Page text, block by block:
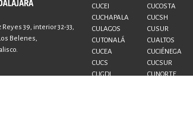
39, interior 32-33,
Belenes,
CUCEI
CUCOSTA
CUCHAPALA
CUCSH
CULAGOS
CUSUR
CUTONALÁ
CUALTOS
CUCEA
CUCIÉNEGA
CUCS
CUCSUR
CUGDL
CUNORTE